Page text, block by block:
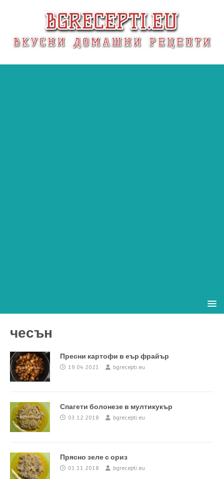
чесън
Пресни картофи в еър фрайър
19.04.2021 bgrecepti.eu
Спагети болонезе в мултикукър
03.12.2018 bgrecepti.eu
Прясно зеле с ориз
01.11.2018 bgrecepti.eu